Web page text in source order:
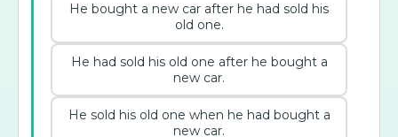
He bought a new car after he had sold his
old one.
He had sold his old one after he bought a
new car.
He sold his old one when he had bought a
new car.